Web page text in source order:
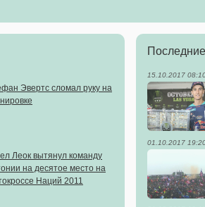
Эвертс сломал руку на
Леок вытянул команду
на десятое место на
Наций 2011
15.10.2017
01.10.2017